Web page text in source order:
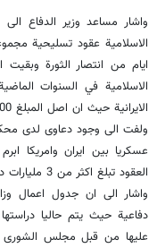
واشار مساعد وزير الدفاع
ايام من انتصار الثورة
الايرانية حيث ان اصل المبلغ 400 مليون دولار والباقي فوائدها المصرفية.
عسكريا بين ايران وامريكا
العقود تبلغ اكثر من 3 مليارات دولار.
دفاعية حيث يتم حاليا